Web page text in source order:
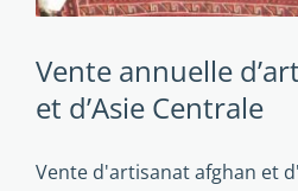
Vente annuelle
et d’Asie Centrale
Vente d'artisanat afghan et